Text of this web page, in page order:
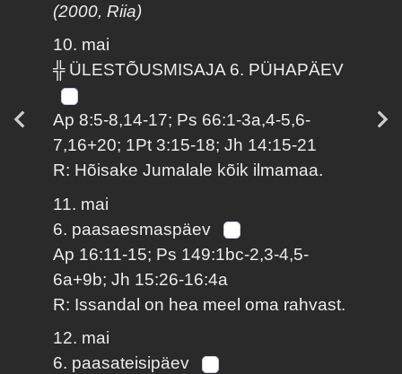
(2000, Riia)
10. mai
╬ ÜLESTÕUSMISAJA 6. PÜHAPÄEV
Ap 8:5-8,14-17; Ps 66:1-3a,4-5,6-
7,16+20; 1Pt 3:15-18; Jh 14:15-21
R: Hõisake Jumalale kõik ilmamaa.
11. mai
6. paasaesmaspäev
Ap 16:11-15; Ps 149:1bc-2,3-4,5-
6a+9b; Jh 15:26-16:4a
R: Issandal on hea meel oma rahvast.
12. mai
6. paasateisipäev